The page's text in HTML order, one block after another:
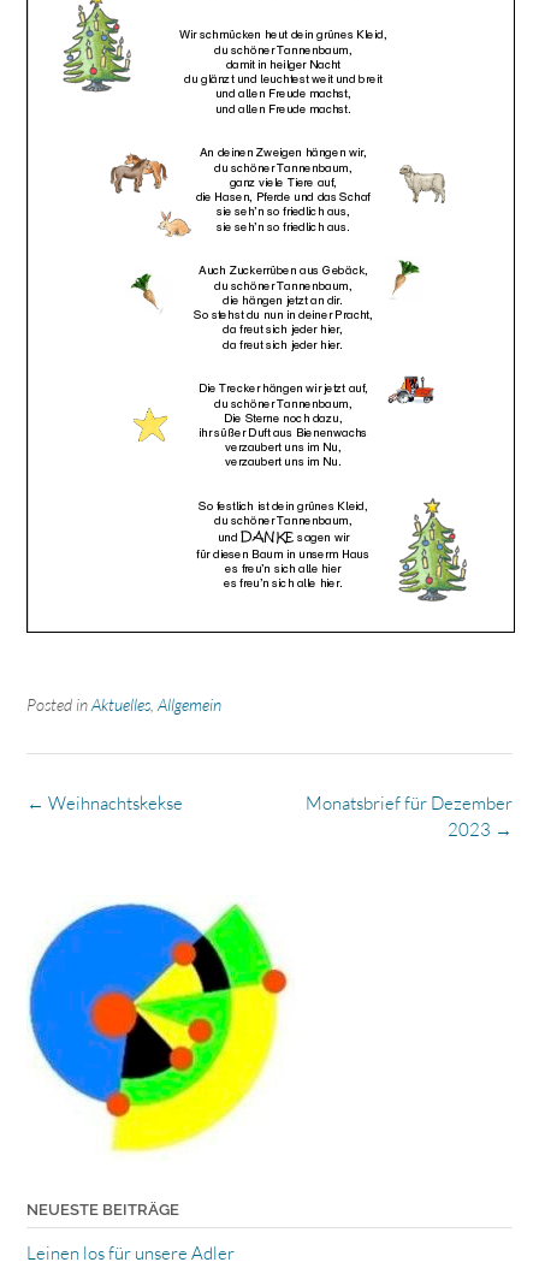
Posted inAktuelles Allgemein
Post
Monatsbrief für Dezember
2023 →
← Weihnachtskekse
NEUESTE BEITRÄGE
Leinen los für unsere Adler